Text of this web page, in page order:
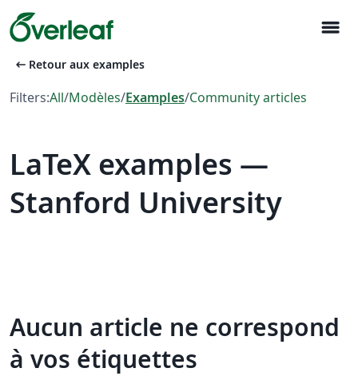
menu
arrow_left_alt Retour aux examples
Filters:All/Modèles/Examples/Community articles
LaTeX examples —
Stanford University
Aucun article ne correspond
à vos étiquettes